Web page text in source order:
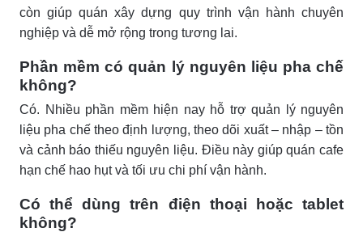
còn giúp quán xây dựng quy trình vận hành chuyên
nghiệp và dễ mở rộng trong tương lai.
Phần mềm có quản lý nguyên liệu pha chế
không?
Có. Nhiều phần mềm hiện nay hỗ trợ quản lý nguyên
liệu pha chế theo định lượng, theo dõi xuất – nhập – tồn
và cảnh báo thiếu nguyên liệu. Điều này giúp quán cafe
hạn chế hao hụt và tối ưu chi phí vận hành.
Có thể dùng trên điện thoại hoặc tablet
không?